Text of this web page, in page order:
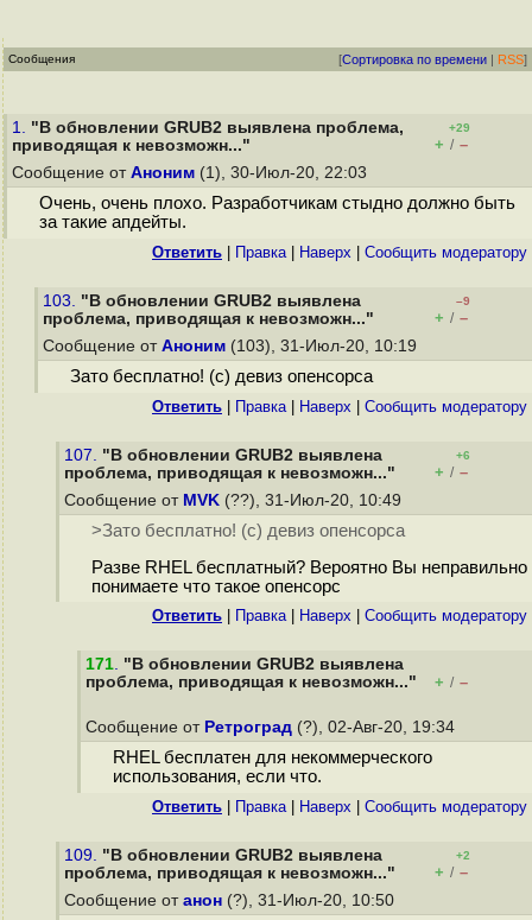
Сообщения [Сортировка по времени | RSS]
1. "В обновлении GRUB2 выявлена проблема,
приводящая к невозможн..."
+29
+ / –
Сообщение от Аноним (1), 30-Июл-20, 22:03
Очень, очень плохо. Разработчикам стыдно должно быть
за такие апдейты.
Ответить Правка| Наверх Cообщить модератору
103. "В обновлении GRUB2 выявлена
проблема, приводящая к невозможн..."
–9
+ / –
Сообщение от Аноним (103), 31-Июл-20, 10:19
Зато бесплатно! (с) девиз опенсорса
Ответить Правка| Наверх Cообщить модератору
107. "В обновлении GRUB2 выявлена
проблема, приводящая к невозможн..."
+6
+ / –
Сообщение от MVK (??), 31-Июл-20, 10:49
>Зато бесплатно! (с) девиз опенсорса
Разве RHEL бесплатный? Вероятно Вы неправильно
понимаете что такое опенсорс
Ответить Правка| Наверх Cообщить модератору
171. "В обновлении GRUB2 выявлена
проблема, приводящая к невозможн..."
+ / –
Сообщение от Ретроград (?), 02-Авг-20, 19:34
RHEL бесплатен для некоммерческого
использования, если что.
Ответить Правка| Наверх Cообщить модератору
109. "В обновлении GRUB2 выявлена
проблема, приводящая к невозможн..."
+2
+ / –
Сообщение от анон (?), 31-Июл-20, 10:50